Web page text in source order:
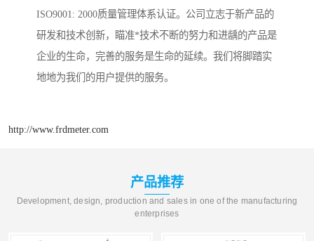
ISO9001: 2000质量管理体系认证。公司立志于新产品的
研发和技术创新，瞄准*技术不断的努力和进龋的产品是
企业的生命，完善的服务是生命的延续。我们将脚踏实
地地为我们的用户提供的服务。
http://www.frdmeter.com
产品推荐
Development, design, production and sales in one of the manufacturing
enterprises